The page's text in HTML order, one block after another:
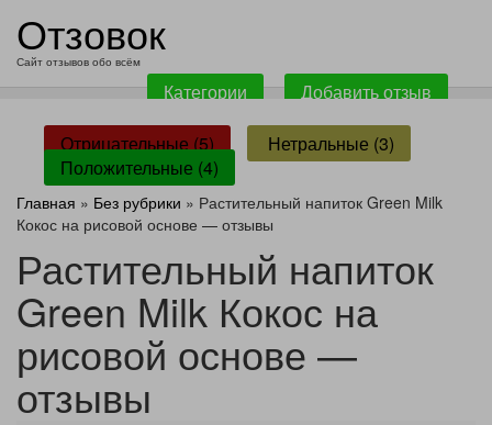
содержанию
Отзовок
Сайт отзывов обо всём
Категории Добавить отзыв
Отрицательные (5)
Нетральные (3)
Положительные (4)
Главная » Без рубрики » Растительный напиток Green Milk
Кокос на рисовой основе — отзывы
Растительный напиток
Green Milk Кокос на
рисовой основе —
отзывы